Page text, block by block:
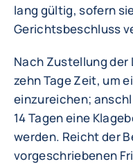
lang gültig, sofern
Gerichtsbeschluss
Nach Zustellung der
zehn Tage Zeit, um
einzureichen;
14 Tagen eine
werden. Reicht der
vorgeschriebenen